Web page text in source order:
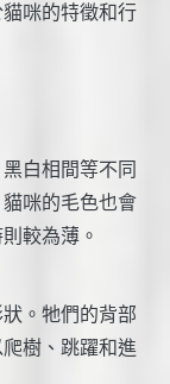
咪的特徵和行
白相間等不同
咪的毛色也會
較為薄。
。牠們的背部
樹、跳躍和進